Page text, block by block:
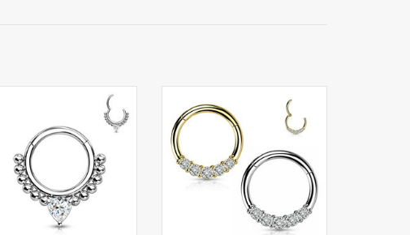
Ring mit Klappverschluss